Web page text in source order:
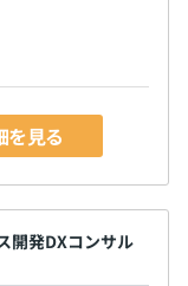
を見る
開発DXコンサル